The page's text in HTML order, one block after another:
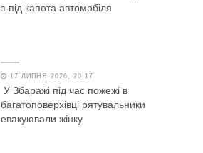
з-під капота автомобіля
17 ЛИПНЯ 2026, 20:17
У Збаражі під час пожежі в
багатоповерхівці рятувальники
евакуювали жінку